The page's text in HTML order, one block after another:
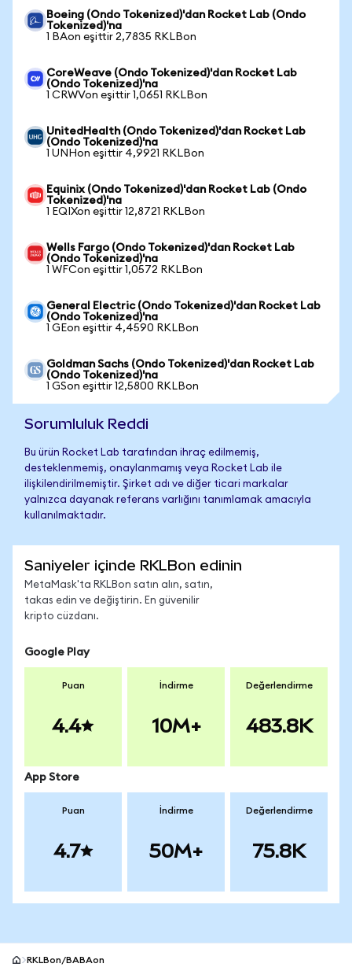
Boeing (Ondo Tokenized)'dan Rocket Lab (Ondo
Tokenized)'na
1 BAon eşittir 2,7835 RKLBon
CoreWeave (Ondo Tokenized)'dan Rocket Lab
(Ondo Tokenized)'na
1 CRWVon eşittir 1,0651 RKLBon
UnitedHealth (Ondo Tokenized)'dan Rocket Lab
(Ondo Tokenized)'na
1 UNHon eşittir 4,9921 RKLBon
Equinix (Ondo Tokenized)'dan Rocket Lab (Ondo
Tokenized)'na
1 EQIXon eşittir 12,8721 RKLBon
Wells Fargo (Ondo Tokenized)'dan Rocket Lab
(Ondo Tokenized)'na
1 WFCon eşittir 1,0572 RKLBon
General Electric (Ondo Tokenized)'dan Rocket Lab
(Ondo Tokenized)'na
1 GEon eşittir 4,4590 RKLBon
Goldman Sachs (Ondo Tokenized)'dan Rocket Lab
(Ondo Tokenized)'na
1 GSon eşittir 12,5800 RKLBon
Sorumluluk Reddi
Bu ürün Rocket Lab tarafından ihraç edilmemiş,
desteklenmemiş, onaylanmamış veya Rocket Lab ile
ilişkilendirilmemiştir. Şirket adı ve diğer ticari markalar
yalnızca dayanak referans varlığını tanımlamak amacıyla
kullanılmaktadır.
Saniyeler içinde RKLBon edinin
MetaMask'ta RKLBon satın alın, satın,
takas edin ve değiştirin. En güvenilir
kripto cüzdanı.
Google Play
Puan
4.4
İndirme
10M+
Değerlendirme
483.8K
App Store
Puan
4.7
İndirme
50M+
Değerlendirme
75.8K
RKLBon/BABAon